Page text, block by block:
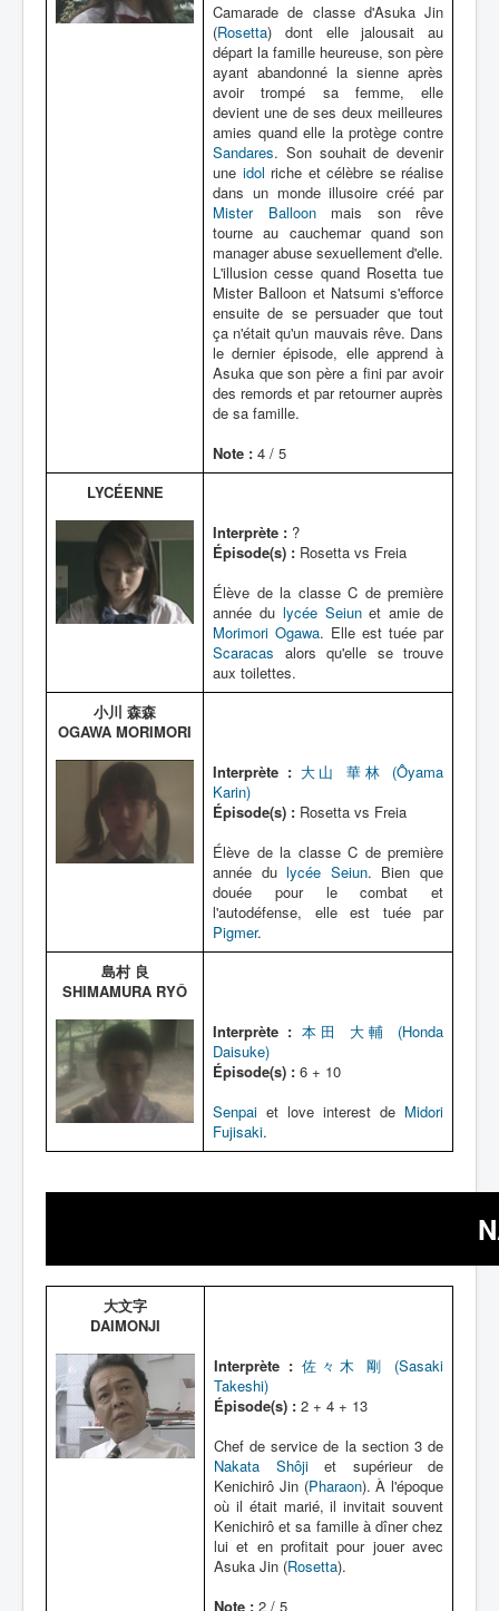
Camarade de classe d'Asuka Jin
(Rosetta) dont elle jalousait au
départ la famille heureuse, son père
ayant abandonné la sienne après
avoir trompé sa femme, elle
devient une de ses deux meilleures
amies quand elle la protège contre
Sandares. Son souhait de devenir
une idol riche et célèbre se réalise
dans un monde illusoire créé par
Mister Balloonmais son rêve
tourne au cauchemar quand son
manager abuse sexuellement d'elle.
L'illusion cesse quand Rosetta tue
Mister Balloon et Natsumi s'efforce
ensuite de se persuader que tout
ça n'était qu'un mauvais rêve. Dans
le dernier épisode, elle apprend à
Asuka que son père a fini par avoir
des remords et par retourner auprès
de sa famille.
Note : 4 / 5
LYCÉENNE
Interprète : ?
Épisode(s) : Rosetta vs Freia
Élève de la classe C de première
année du lycée Seiunet amie de
Morimori Ogawa. Elle est tuée par
Scaracas alors qu'elle se trouve
aux toilettes.
小川 森森
OGAWA MORIMORI
Interprète : 大山 華林 (Ôyama
Karin)
Épisode(s) : Rosetta vs Freia
Élève de la classe C de première
année dulycée Seiun. Bien que
douée pour le combat et
l'autodéfense, elle est tuée par
Pigmer.
島村 良
SHIMAMURA RYÔ
Interprète : 本田 大輔 (Honda
Daisuke)
Épisode(s) : 6 + 10
Senpai et love interest de Midori
Fujisaki.
大文字
DAIMONJI
Interprète : 佐々木 剛 (Sasaki
Takeshi)
Épisode(s) : 2 + 4 + 13
Chef de service de la section 3 de
Nakata Shôjiet supérieur de
Kenichirô Jin (Pharaon). À l'époque
où il était marié, il invitait souvent
Kenichirô et sa famille à dîner chez
lui et en profitait pour jouer avec
Asuka Jin (Rosetta).
Note : 2 / 5